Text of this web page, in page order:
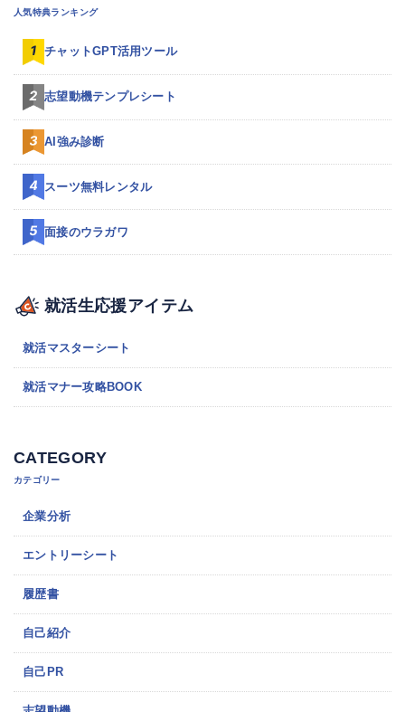
人気特典ランキング
チャットGPT活用ツール
志望動機テンプレシート
AI強み診断
スーツ無料レンタル
面接のウラガワ
就活生応援アイテム
就活マスターシート
就活マナー攻略BOOK
CATEGORY
カテゴリー
企業分析
エントリーシート
履歴書
自己紹介
自己PR